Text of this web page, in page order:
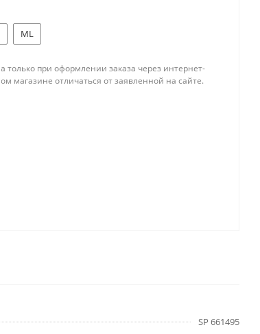
ML
только при оформлении заказа через интернет-
магазине отличаться от заявленной на сайте.
SP 661495